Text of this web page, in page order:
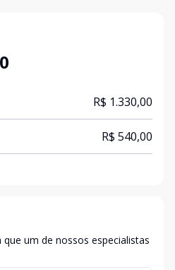
R$ 1.330,00
R$ 540,00
um de nossos especialistas